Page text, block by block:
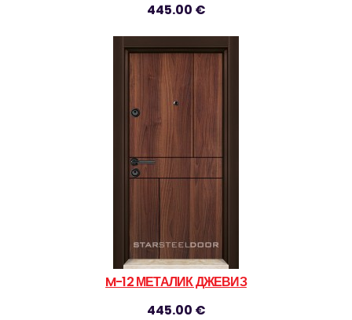
445.00 €
M-12 МЕТАЛИК ДЖЕВИЗ
445.00 €